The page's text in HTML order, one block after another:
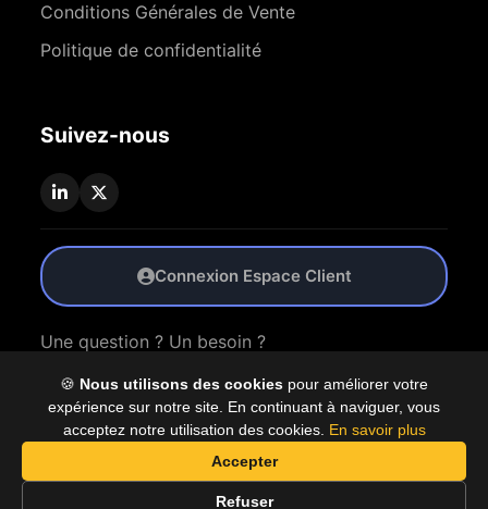
🍪 Nous utilisons des cookies pour améliorer votre
expérience sur notre site. En continuant à naviguer, vous
acceptez notre utilisation des cookies. En savoir plus
Accepter
Refuser
Conditions Générales de Vente
Politique de confidentialité
Suivez-nous
Connexion Espace Client
Une question ? Un besoin ?
Nous Contacter
© 2026 Coproly. Tous droits réservés.